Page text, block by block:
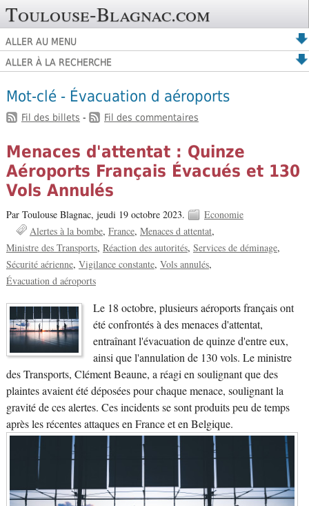
Toulouse-Blagnac.com
ALLER AU MENU
ALLER À LA RECHERCHE
Mot-clé - Évacuation d aéroports
Fil des billets - Fil des commentaires
Menaces d'attentat : Quinze
Aéroports Français Évacués et 130
Vols Annulés
Par Toulouse Blagnac, jeudi 19 octobre 2023.
Economie
Alertes à la bombe France Menaces d attentat
Ministre des Transports Réaction des autorités Services de déminage
Sécurité aérienne Vigilance constante Vols annulés
Évacuation d aéroports
Le 18 octobre, plusieurs aéroports français ont
été confrontés à des menaces d'attentat,
entraînant l'évacuation de quinze d'entre eux,
ainsi que l'annulation de 130 vols. Le ministre
des Transports, Clément Beaune, a réagi en soulignant que des
plaintes avaient été déposées pour chaque menace, soulignant la
gravité de ces alertes. Ces incidents se sont produits peu de temps
après les récentes attaques en France et en Belgique.